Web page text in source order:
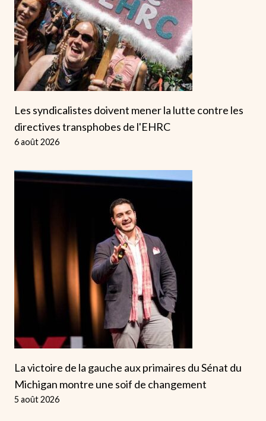
Les syndicalistes doivent mener la lutte contre les
directives transphobes de l'EHRC
6 août 2026
La victoire de la gauche aux primaires du Sénat du
Michigan montre une soif de changement
5 août 2026